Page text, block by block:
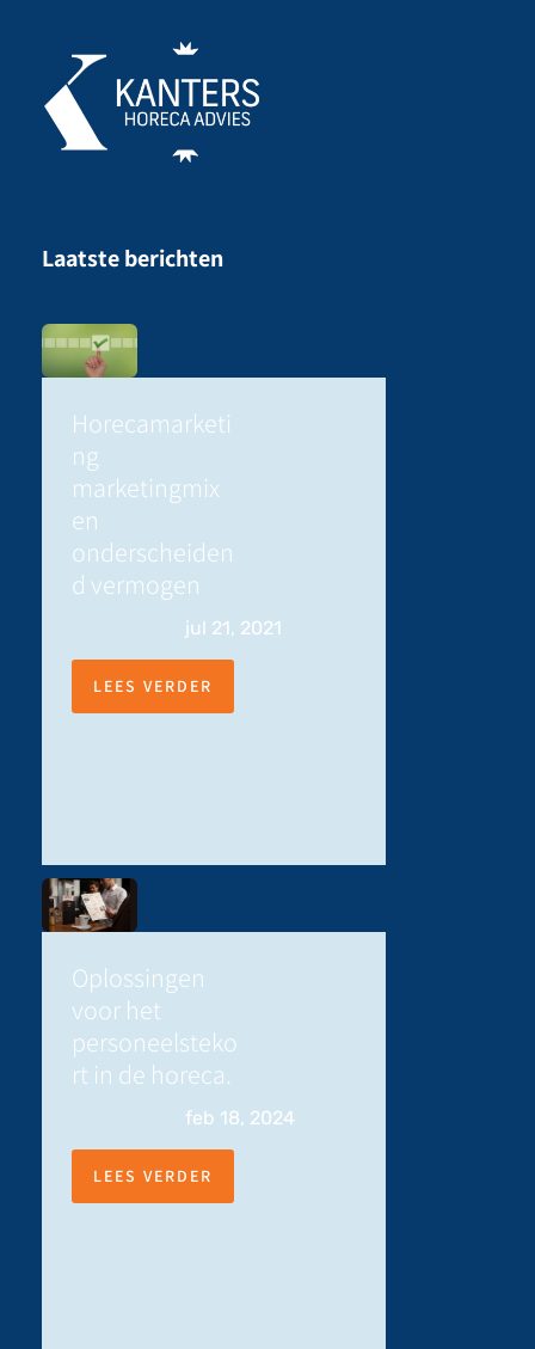
Laatste berichten
Horecamarketi
ng
marketingmix
en
onderscheiden
d vermogen
jul 21, 2021
LEES VERDER
Oplossingen
voor het
personeelsteko
rt in de horeca.
feb 18, 2024
LEES VERDER